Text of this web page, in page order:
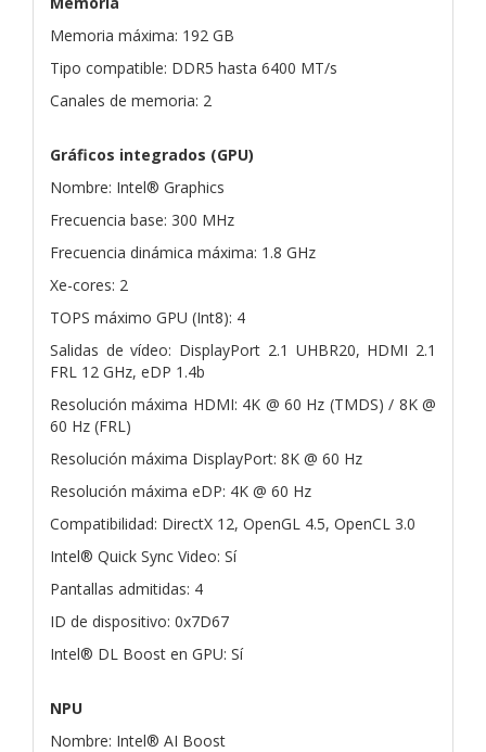
Memoria máxima: 192 GB
Tipo compatible: DDR5 hasta 6400 MT/s
Canales de memoria: 2
Gráficos integrados (GPU)
Nombre: Intel® Graphics
Frecuencia base: 300 MHz
Frecuencia dinámica máxima: 1.8 GHz
Xe-cores: 2
TOPS máximo GPU (Int8): 4
Salidas de vídeo: DisplayPort 2.1 UHBR20, HDMI 2.1
FRL 12 GHz, eDP 1.4b
Resolución máxima HDMI: 4K @ 60 Hz (TMDS) / 8K @
60 Hz (FRL)
Resolución máxima DisplayPort: 8K @ 60 Hz
Resolución máxima eDP: 4K @ 60 Hz
Compatibilidad: DirectX 12, OpenGL 4.5, OpenCL 3.0
Intel® Quick Sync Video: Sí
Pantallas admitidas: 4
ID de dispositivo: 0x7D67
Intel® DL Boost en GPU: Sí
NPU
Nombre: Intel® AI Boost